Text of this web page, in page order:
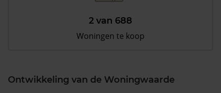
2 van 688
Woningen te koop
Ontwikkeling van de Woningwaarde